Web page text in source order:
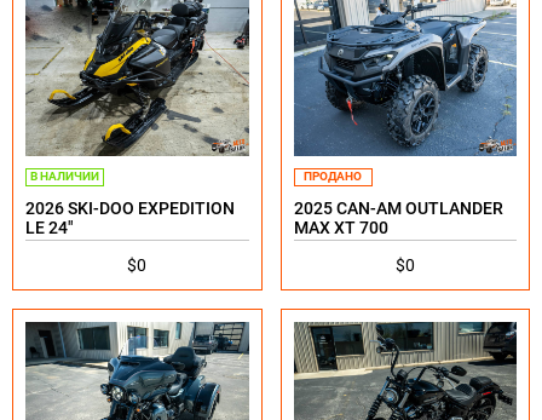
В НАЛИЧИИ
2026 SKI-DOO EXPEDITION
LE 24"
$0
ПРОДАНО
2025 CAN-AM OUTLANDER
MAX XT 700
$0